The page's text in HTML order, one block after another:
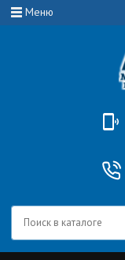
Меню